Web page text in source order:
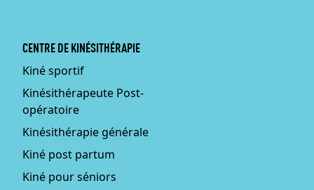
CENTRE DE KINÉSITHÉRAPIE
Kiné sportif
Kinésithérapeute Post-
opératoire
Kinésithérapie générale
Kiné post partum
Kiné pour séniors